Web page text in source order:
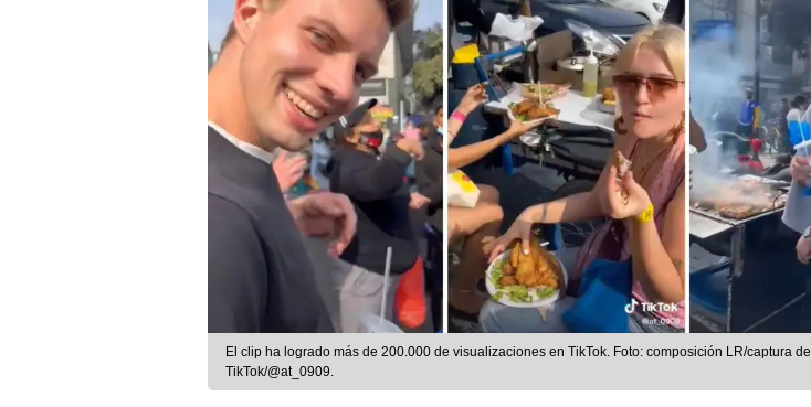
El clip ha logrado más de 200.000 de visualizaciones en TikTok. Foto: composición LR/captura de
TikTok/@at_0909.